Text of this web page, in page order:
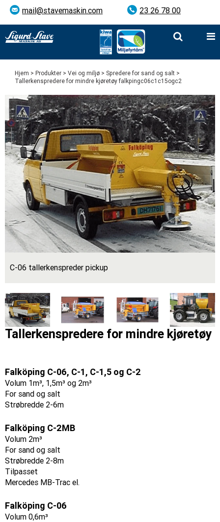
mail@stavemaskin.com 23 26 78 00
Hjem > Produkter > Vei og miljø > Spredere for sand og salt >
Tallerkenspredere for mindre kjøretøy falkpingc06c1c15ogc2
C-06 tallerkenspreder pickup
Tallerkenspredere for mindre kjøretøy
Falköping C-06, C-1, C-1,5 og C-2
Volum 1m³, 1,5m³ og 2m³
For sand og salt
Strøbredde 2-6m
Falköping C-2MB
Volum 2m³
For sand og salt
Strøbredde 2-8m
Tilpasset
Mercedes MB-Trac el.
Falköping C-06
Volum 0,6m³